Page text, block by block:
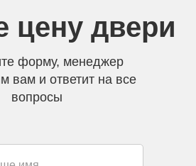
цену двери
форму, менеджер
вам и ответит на все
вопросы